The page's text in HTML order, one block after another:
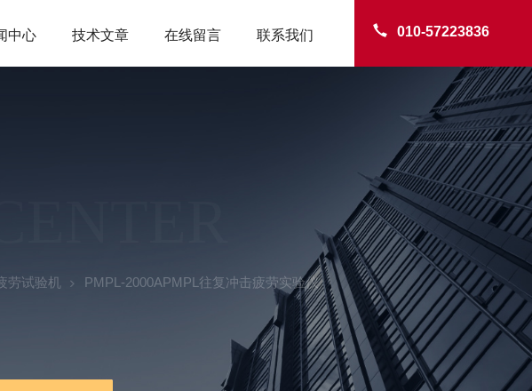
010-57223836
中心 技术文章 在线留言 联系我们
劳试验机 PMPL-2000APMPL往复冲击疲劳实验仪